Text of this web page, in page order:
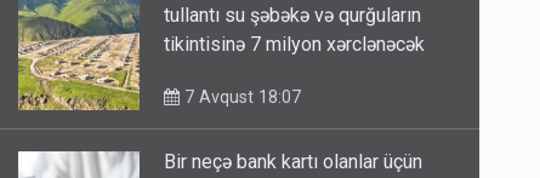
tullantı su şəbəkə və qurğuların
tikintisinə 7 milyon xərclənəcək
7 Avqust 18:07
Bir neçə bank kartı olanlar üçün